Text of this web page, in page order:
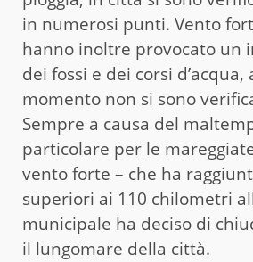
in numerosi punti. Vento
hanno inoltre provocato un
dei fossi e dei corsi d’acqua,
momento non si sono
Sempre a causa del
particolare per le
vento forte – che ha
superiori ai 110 chilometri
municipale ha deciso di
il lungomare della città.